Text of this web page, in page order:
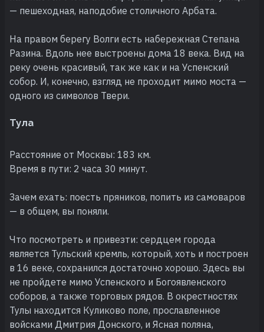
— пешеходная, наподобие столичного Арбата.
На правом берегу Волги есть набережная Степана
Разина. Вдоль нее выстроены дома 18 века. Вид на
реку очень красивый, так же как и на Успенский
собор. И, конечно, взгляд не проходит мимо моста —
одного из символов Твери.
Тула
Расстояние от Москвы: 183 км.
Время в пути: 2 часа 30 минут.
Зачем ехать: поесть пряников, попить из самоваров
— в общем, вы поняли.
Что посмотреть и привезти: сердцем города
является Тульский кремль, который, хоть и построен
в 16 веке, сохранился достаточно хорошо. Здесь вы
не пройдете мимо Успенского и Богоявленского
соборов, а также торговых рядов. В окрестностях
Тулы находится Куликово поле, прославленное
войсками Дмитрия Донского, и Ясная поляна,